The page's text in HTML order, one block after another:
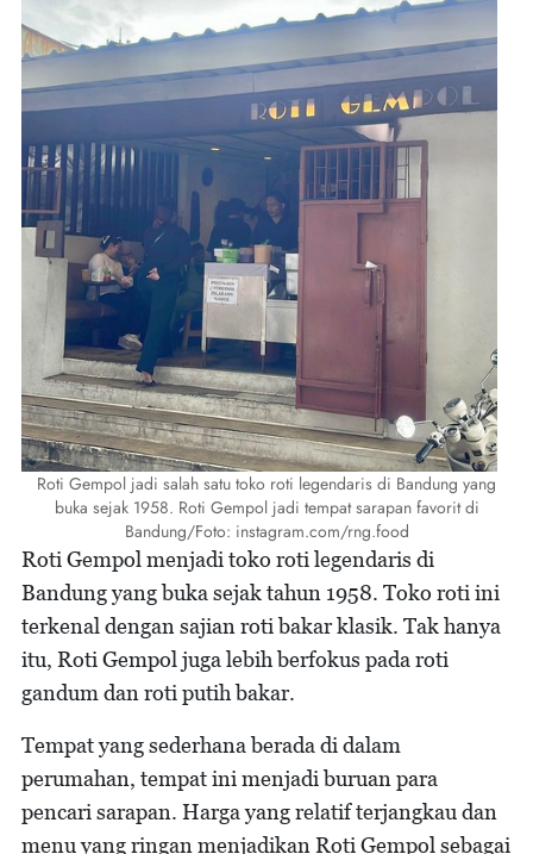
Roti Gempol jadi salah satu toko roti legendaris di Bandung yang
buka sejak 1958. Roti Gempol jadi tempat sarapan favorit di
Bandung/Foto: instagram.com/rng.food
Roti Gempol menjadi toko roti legendaris di
Bandung yang buka sejak tahun 1958. Toko roti ini
terkenal dengan sajian roti bakar klasik. Tak hanya
itu, Roti Gempol juga lebih berfokus pada roti
gandum dan roti putih bakar.
Tempat yang sederhana berada di dalam
perumahan, tempat ini menjadi buruan para
pencari sarapan. Harga yang relatif terjangkau dan
menu yang ringan menjadikan Roti Gempol sebagai